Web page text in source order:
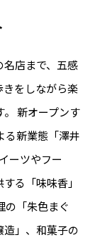
名店まで、五感
をしながら楽
新オープンす
る新業態「澤井
ーツやフー
る「味味香」
の「朱色まぐ
」、和菓子の